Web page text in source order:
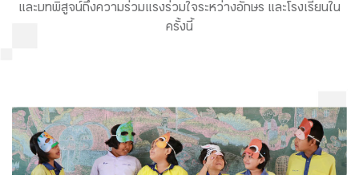
และบทพิสูจน์ถึงความร่วมแรงร่วมใจระหว่างอักษร และโรงเรียนใน
ครั้งนี้